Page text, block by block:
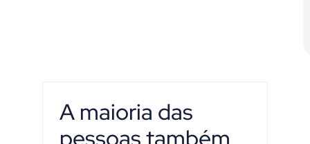
A maioria das